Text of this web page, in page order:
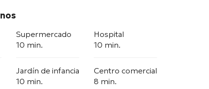
Supermercado
10 min.
Hospital
10 min.
Jardín de infancia
10 min.
Centro comercial
8 min.